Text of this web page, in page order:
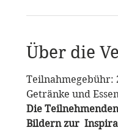
Über die
Teilnahmegebühr:
Getränke und
Die
Bildern zur